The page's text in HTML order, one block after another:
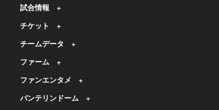
試合情報
チケット
チームデータ
ファーム
ファンエンタメ
バンテリンドーム